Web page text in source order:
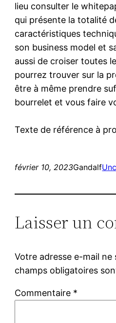
lieu consulter le
qui présente la totalité
caractéristiques
son business model et
aussi de croiser toutes
pourrez trouver sur la
être à même prendre
bourrelet et vous faire
Texte de référence à
février 10, 2023Gandalf
Laisser un
Votre adresse e-mail ne
champs obligatoires
Commentaire *